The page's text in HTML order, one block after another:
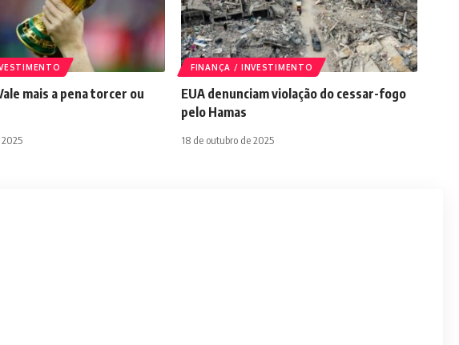
mais a pena torcer ou
FINANÇA / INVESTIMENTO
EUA denunciam violação do cessar-fogo
pelo Hamas
18 de outubro de 2025